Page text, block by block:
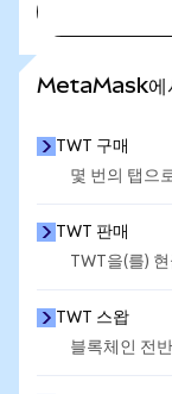
MetaMask에
TWT 구매
몇 번의 탭으
TWT 판매
TWT을(를)
TWT 스왑
블록체인 전